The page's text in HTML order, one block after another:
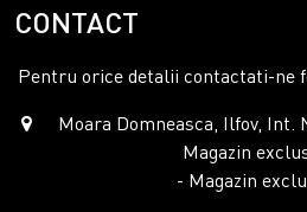
CONTACT
Pentru orice detalii contactati-ne
Moara Domneasca, Ilfov, Int.
Magazin
- Magazin